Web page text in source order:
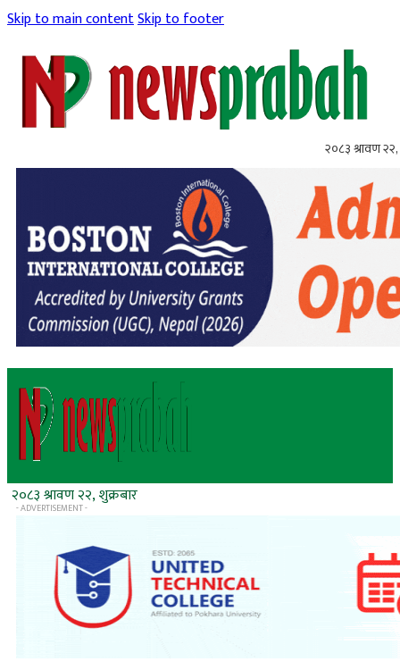
Skip to main contentSkip to footer
२०८३ श्रावण २२,
२०८३ श्रावण २२, शुक्रबार
- ADVERTISEMENT -